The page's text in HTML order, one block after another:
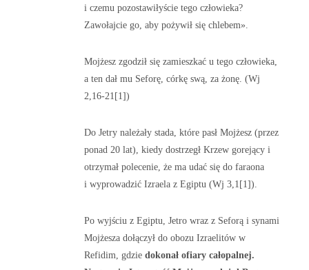
i czemu pozostawiłyście tego człowieka?
Zawołajcie go, aby pożywił się chlebem».
Mojżesz zgodził się zamieszkać u tego człowieka,
a ten dał mu Seforę, córkę swą, za żonę. (Wj
2,16-21[1])
Do Jetry należały stada, które pasł Mojżesz (przez
ponad 20 lat), kiedy dostrzegł Krzew gorejący i
otrzymał polecenie, że ma udać się do faraona
i wyprowadzić Izraela z Egiptu (Wj 3,1[1]).
Po wyjściu z Egiptu, Jetro wraz z Seforą i synami
Mojżesza dołączył do obozu Izraelitów w
Refidim, gdzie dokonał ofiary całopalnej.